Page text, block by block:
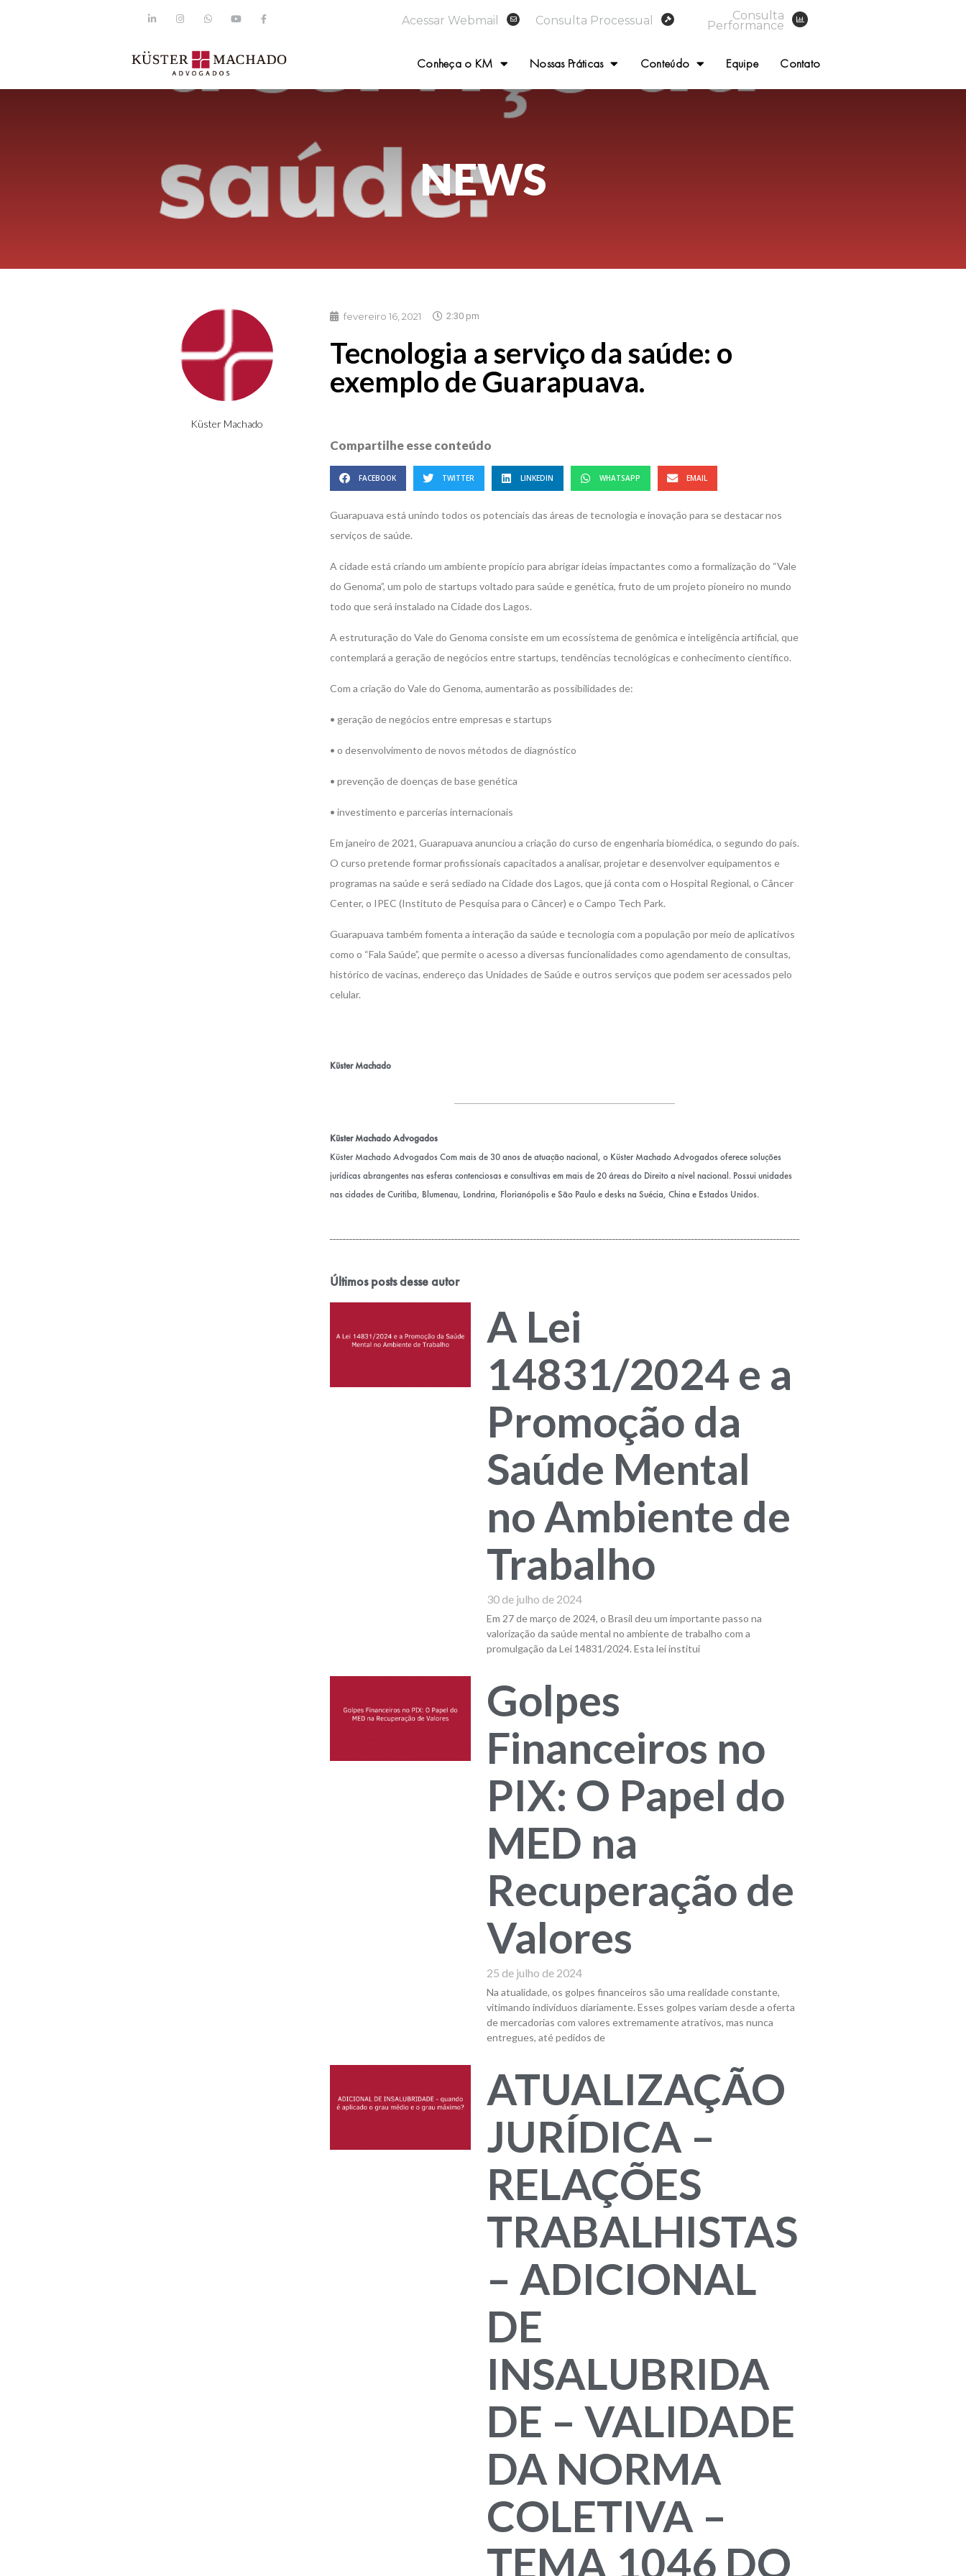
Acessar Webmail Consulta Processual Consulta
Performance
Conheça o KM Nossas Práticas Conteúdo Equipe Contato
NEWS
Küster Machado
fevereiro 16, 2021 2:30 pm
Tecnologia a serviço da saúde: o
exemplo de Guarapuava.
Compartilhe esse conteúdo
FACEBOOK TWITTER LINKEDIN WHATSAPP EMAIL
Guarapuava está unindo todos os potenciais das áreas de tecnologia e inovação para se destacar nos
serviços de saúde.
A cidade está criando um ambiente propício para abrigar ideias impactantes como a formalização do “Vale
do Genoma”, um polo de startups voltado para saúde e genética, fruto de um projeto pioneiro no mundo
todo que será instalado na Cidade dos Lagos.
A estruturação do Vale do Genoma consiste em um ecossistema de genômica e inteligência artificial, que
contemplará a geração de negócios entre startups, tendências tecnológicas e conhecimento científico.
Com a criação do Vale do Genoma, aumentarão as possibilidades de:
• geração de negócios entre empresas e startups
• o desenvolvimento de novos métodos de diagnóstico
• prevenção de doenças de base genética
• investimento e parcerias internacionais
Em janeiro de 2021, Guarapuava anunciou a criação do curso de engenharia biomédica, o segundo do país.
O curso pretende formar profissionais capacitados a analisar, projetar e desenvolver equipamentos e
programas na saúde e será sediado na Cidade dos Lagos, que já conta com o Hospital Regional, o Câncer
Center, o IPEC (Instituto de Pesquisa para o Câncer) e o Campo Tech Park.
Guarapuava também fomenta a interação da saúde e tecnologia com a população por meio de aplicativos
como o “Fala Saúde”, que permite o acesso a diversas funcionalidades como agendamento de consultas,
histórico de vacinas, endereço das Unidades de Saúde e outros serviços que podem ser acessados pelo
celular.
Küster Machado
Küster Machado Advogados
Küster Machado Advogados Com mais de 30 anos de atuação nacional, o Küster Machado Advogados oferece soluções
jurídicas abrangentes nas esferas contenciosas e consultivas em mais de 20 áreas do Direito a nível nacional. Possui unidades
nas cidades de Curitiba, Blumenau, Londrina, Florianópolis e São Paulo e desks na Suécia, China e Estados Unidos.
Últimos posts desse autor
A Lei
14831/2024 e a
Promoção da
Saúde Mental
no Ambiente de
Trabalho
30 de julho de 2024
Em 27 de março de 2024, o Brasil deu um importante passo na
valorização da saúde mental no ambiente de trabalho com a
promulgação da Lei 14831/2024. Esta lei institui
Golpes
Financeiros no
PIX: O Papel do
MED na
Recuperação de
Valores
25 de julho de 2024
Na atualidade, os golpes financeiros são uma realidade constante,
vitimando indivíduos diariamente. Esses golpes variam desde a oferta
de mercadorias com valores extremamente atrativos, mas nunca
entregues, até pedidos de
ATUALIZAÇÃO
JURÍDICA –
RELAÇÕES
TRABALHISTAS
– ADICIONAL
DE
INSALUBRIDA
DE – VALIDADE
DA NORMA
COLETIVA –
TEMA 1046 DO